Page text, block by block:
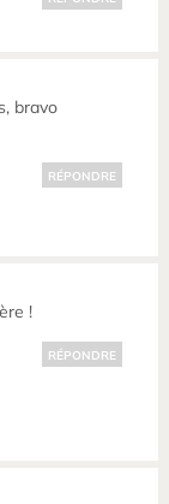
bravo
RÉPONDRE
!
RÉPONDRE